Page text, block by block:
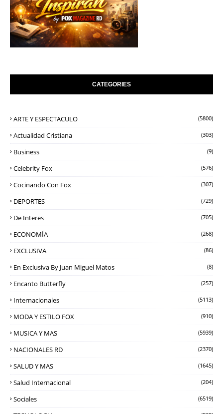
CATEGORIES
ARTE Y ESPECTACULO (5800)
Actualidad Cristiana (303)
Business (9)
Celebrity Fox (576)
Cocinando Con Fox (307)
DEPORTES (729)
De Interes (705)
ECONOMÍA (268)
EXCLUSIVA (86)
En Exclusiva By Juan Miguel Matos (8)
Encanto Butterfly (257)
Internacionales (5113)
MODA Y ESTILO FOX (910)
MUSICA Y MAS (5939)
NACIONALES RD (2370)
SALUD Y MAS (1645)
Salud Internacional (204)
Sociales (6519)